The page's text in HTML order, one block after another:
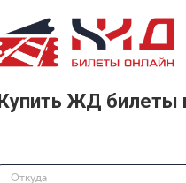
Купить ЖД билеты
Откуда